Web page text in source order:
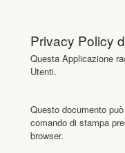
Privacy Policy
Questa Applicazione
Utenti.
Questo documento
comando di stampa
browser.